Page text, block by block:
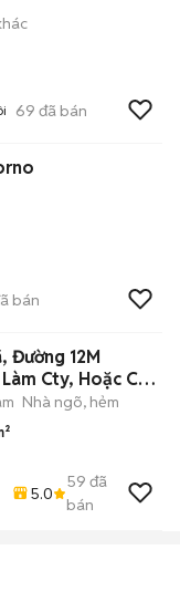
69 đã bán
bán
Đường 12M
Cty, Hoặc Cho
Nhà ngõ, hẻm
5.0
59 đã
bán